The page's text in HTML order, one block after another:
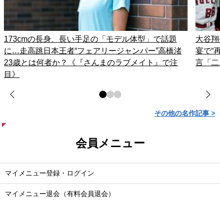
173cmの長身、長い手足の「モデル体型」で話題
に…走高跳日本王者“フェアリージャンパー”高橋渚
23歳とは何者か？《『さんまのラブメイト』で注
目》
大谷
宴で“
言「
その他の名作記事 >
会員メニュー
マイメニュー登録・ログイン
マイメニュー退会（有料会員退会）